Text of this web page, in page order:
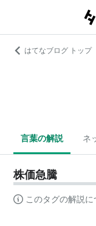
はてなブログ トップ
言葉の解説 ネ
株価急騰
このタグの解説に